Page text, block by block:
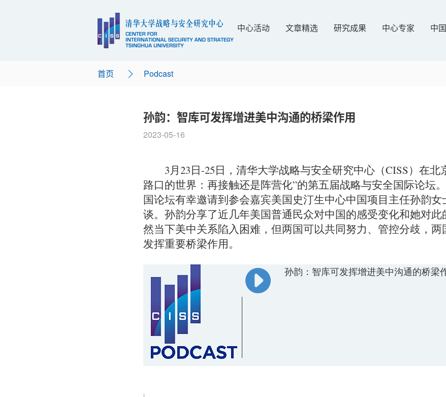
中心活动 文章精选 研究成果 中心专家 中
首页 Podcast
孙韵：智库可发挥增进美中沟通的桥梁作用
2023-05-16
3月23日-25日，清华大学战略与安全研究中心（CISS）在北
路口的世界：再接触还是阵营化”的第五届战略与安全国际论坛
国论坛有幸邀请到参会嘉宾美国史汀生中心中国项目主任孙韵
谈。孙韵分享了近几年美国普通民众对中国的感受变化和她对此
然当下美中关系陷入困难，但两国可以共同努力、管控分歧，两
发挥重要桥梁作用。
孙韵：智库可发挥增进美中沟通的桥梁